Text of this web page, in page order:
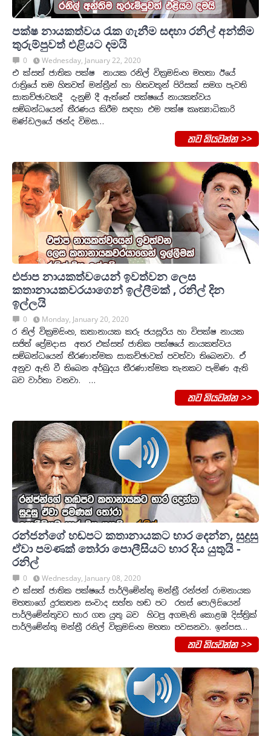
පක්ෂ නායකත්වය ‍රැක ගැනීම සඳහා රනිල් අන්තිම
තුරුම්පුවත් එළියට දමයි
0
Wednesday, January 22, 2020
එ ක්සත් ජාතික පක්ෂ නායක රනිල් වික්‍රමසිංහ මහතා ඊයේ
රාත්‍රියේ තම හිතවත් මන්ත‍්‍රීන් හා හිතවතුන් පිරිසක් සමග පැවති
සාකච්ඡාවකදී දැනුම් දී ඇත්තේ පක්ෂයේ නායකත්වය
සම්බන්ධයෙන් තීරණය කිරීම සඳහා එම පක්ෂ කෘත්‍යාධිකාරි
මණ්ඩලයේ ඡන්ද විමස…
තව කියවන්න >>
එජාප නායකත්වයෙන් ඉවත්වන ලෙස
කතානායකවරයාගෙන් ඉල්ලීමක් , රනිල් දින
ඉල්ලයි
0
Monday, January 20, 2020
ර නිල් වික්‍රමසිංහ, කතානායක කරු ජයසූරිය හා විපක්ෂ නායක
සජිත් ප්‍රේමදාස අතර එක්සත් ජාතික පක්ෂයේ නායකත්වය
සම්බන්ධයෙන් තීරණාත්මක සාකච්ඡාවක් පවත්වා තිබෙනවා. ඒ
අනුව ඇති වී තිබෙන අර්බුදය තීරණාත්මක තැනකට පැමිණ ඇති
බව වාර්තා වනවා. …
තව කියවන්න >>
රන්ජන්ගේ හඬපට කතානායකට භාර දෙන්න, සුදුසු
ඒවා පමණක් ‍තෝරා පොලීසියට භාර දිය යුතුයි -
රනිල්
0
Wednesday, January 08, 2020
එ ක්සත් ජාතික පක්ෂයේ පාර්ලිමේන්තු මන්ත්‍රී රන්ජන් රාමනායක
මහතාගේ දුරකතන සංවාද සහ්ත හඬ පට රහස් පොලිසියෙන්
පාර්ලිමේන්තුවට භාර ගත යුතු බව හිටපු අගමැති කොළඹ දිස්ත්‍රික්
පාර්ලිමේන්තු මන්ත්‍රී රනිල් වික්‍රමසිංහ මහතා පවසනවා. ඉන්පස…
තව කියවන්න >>